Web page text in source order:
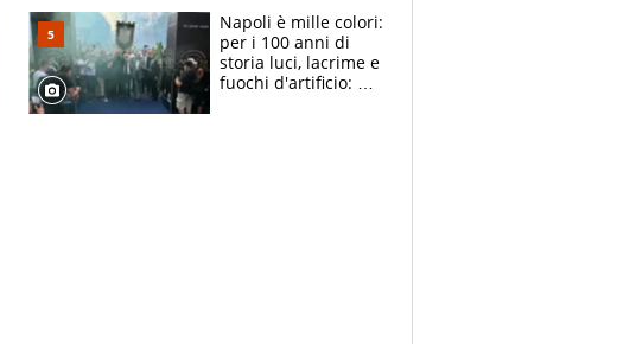
bigliettini
Napoli è mille colori:
per i 100 anni di
storia luci, lacrime e
fuochi d'artificio: De